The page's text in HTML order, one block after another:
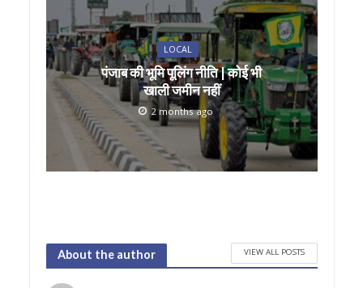
LOCAL
पंजाब की भूमि पूलिंग नीति | कोई भी
खाली जमीन नहीं
2 months ago
About the author VIEW ALL POSTS